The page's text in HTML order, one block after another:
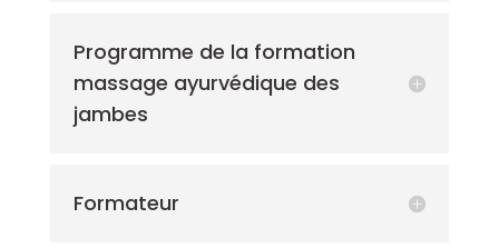
Programme de la formation
massage ayurvédique des
jambes
Formateur